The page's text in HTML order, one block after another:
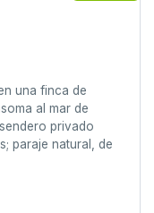
una finca de
al mar de
privado
paraje natural, de